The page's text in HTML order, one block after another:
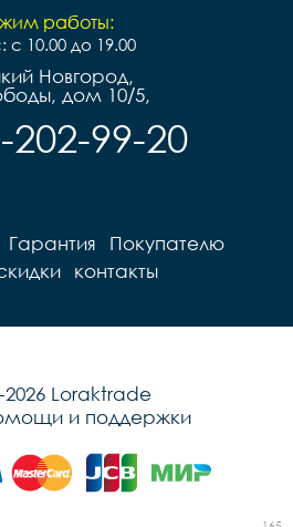
работы:
с 10.00 до 19.00
Новгород,
дом 10/5,
202-99-20
Гарантия
Покупателю
контакты
2026 Loraktrade
и поддержки